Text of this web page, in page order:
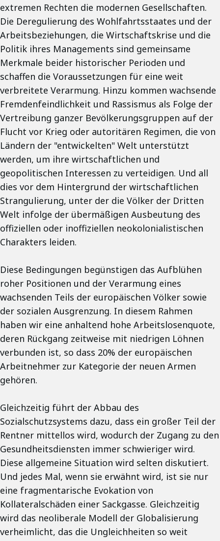
extremen Rechten die modernen Gesellschaften.
Die Deregulierung des Wohlfahrtsstaates und der
Arbeitsbeziehungen, die Wirtschaftskrise und die
Politik ihres Managements sind gemeinsame
Merkmale beider historischer Perioden und
schaffen die Voraussetzungen für eine weit
verbreitete Verarmung. Hinzu kommen wachsende
Fremdenfeindlichkeit und Rassismus als Folge der
Vertreibung ganzer Bevölkerungsgruppen auf der
Flucht vor Krieg oder autoritären Regimen, die von
Ländern der "entwickelten" Welt unterstützt
werden, um ihre wirtschaftlichen und
geopolitischen Interessen zu verteidigen. Und all
dies vor dem Hintergrund der wirtschaftlichen
Strangulierung, unter der die Völker der Dritten
Welt infolge der übermäßigen Ausbeutung des
offiziellen oder inoffiziellen neokolonialistischen
Charakters leiden.
Diese Bedingungen begünstigen das Aufblühen
roher Positionen und der Verarmung eines
wachsenden Teils der europäischen Völker sowie
der sozialen Ausgrenzung. In diesem Rahmen
haben wir eine anhaltend hohe Arbeitslosenquote,
deren Rückgang zeitweise mit niedrigen Löhnen
verbunden ist, so dass 20% der europäischen
Arbeitnehmer zur Kategorie der neuen Armen
gehören.
Gleichzeitig führt der Abbau des
Sozialschutzsystems dazu, dass ein großer Teil der
Rentner mittellos wird, wodurch der Zugang zu den
Gesundheitsdiensten immer schwieriger wird.
Diese allgemeine Situation wird selten diskutiert.
Und jedes Mal, wenn sie erwähnt wird, ist sie nur
eine fragmentarische Evokation von
Kollateralschäden einer Sackgasse. Gleichzeitig
wird das neoliberale Modell der Globalisierung
verheimlicht, das die Ungleichheiten so weit